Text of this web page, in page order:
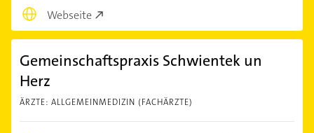
Webseite
Gemeinschaftspraxis Schwientek un
Herz
ÄRZTE: ALLGEMEINMEDIZIN (FACHÄRZTE)